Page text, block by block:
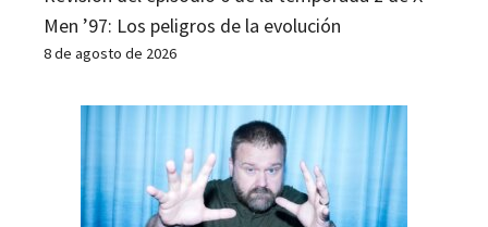
Men ’97: Los peligros de la evolución
8 de agosto de 2026